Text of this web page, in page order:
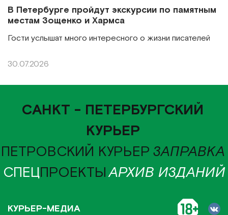
В Петербурге пройдут экскурсии по памятным
местам Зощенко и Хармса
Гости услышат много интересного о жизни писателей
30.07.2026
САНКТ - ПЕТЕРБУРГСКИЙ
КУРЬЕР
ПЕТРОВСКИЙ КУРЬЕР ЗАПРАВКА
СПЕЦПРОЕКТЫАРХИВ ИЗДАНИЙ
КУРЬЕР-МЕДИА